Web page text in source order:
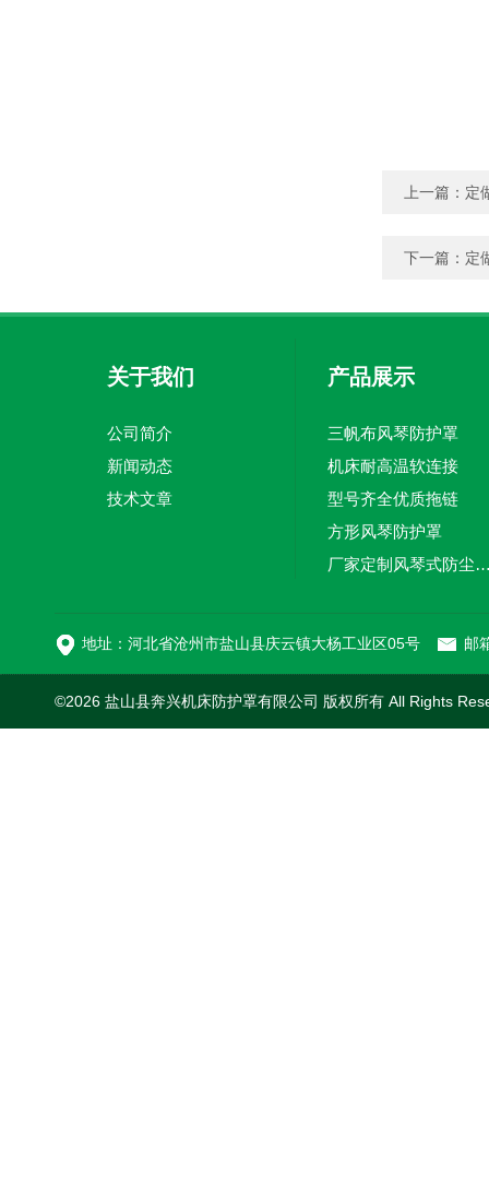
上一篇： 定
下一篇： 定
关于我们
公司简介
新闻动态
技术文章
产品展示
三帆布风琴防护罩
机床耐高温软连接
型号齐全优质拖链
方形风琴防护罩
厂家定制风琴式
地址：河北省沧州市盐山县庆云镇大杨工业区05号 邮
©2026 盐山县奔兴机床防护罩有限公司 版权所有 All Rights